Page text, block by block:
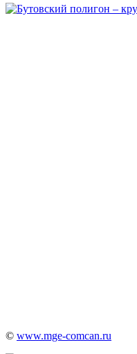
© www.mge-comcan.ru